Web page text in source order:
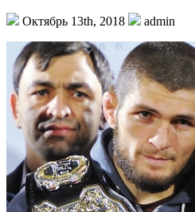
Октябрь 13th, 2018 admin